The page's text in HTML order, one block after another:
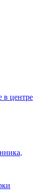
центре